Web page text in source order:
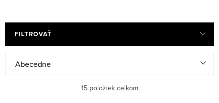
FILTROVAŤ
a
Abecedne
15položiek celkom